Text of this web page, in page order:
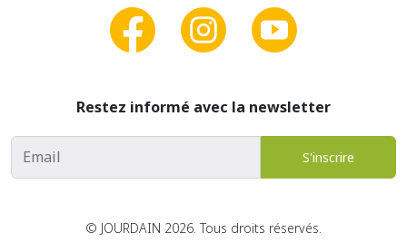
Restez informé avec la newsletter
Adresse email
S'inscrire
© JOURDAIN 2026. Tous droits réservés.